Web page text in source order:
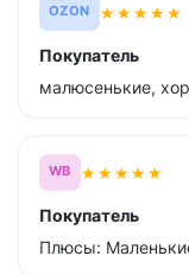
OZON ★★★★★
Покупатель
малюсенькие,
WB ★★★★★
Покупатель
Плюсы: